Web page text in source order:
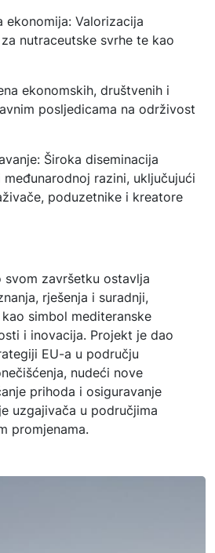
ekonomija: Valorizacija
nutraceutske svrhe te kao
ekonomskih, društvenih i
posljedicama na održivost
Široka diseminacija
razini, uključujući
poduzetnike i kreatore
svom završetku ostavlja
rješenja i suradnji,
simbol mediteranske
i inovacija. Projekt je dao
EU-a u području
nudeći nove
prihoda i osiguravanje
uzgajivača u područjima
promjenama.